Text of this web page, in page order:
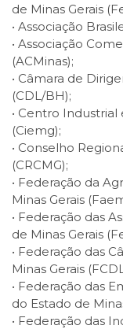
de Minas Gerais
• Associação
• Associação
(ACMinas);
• Câmara de
(CDL/BH);
• Centro Industrial
(Ciemg);
• Conselho
(CRCMG);
• Federação da
Minas Gerais
• Federação das
de Minas Gerais
• Federação das
Minas Gerais
• Federação das
do Estado de
• Federação das